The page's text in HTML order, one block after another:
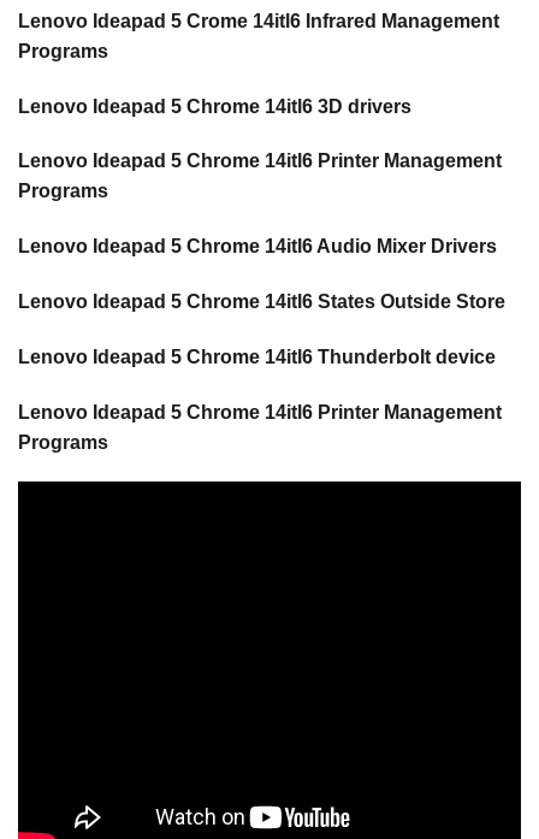
Lenovo Ideapad 5 Crome 14itl6 Infrared Management
Programs
Lenovo Ideapad 5 Chrome 14itl6 3D drivers
Lenovo Ideapad 5 Chrome 14itl6 Printer Management
Programs
Lenovo Ideapad 5 Chrome 14itl6 Audio Mixer Drivers
Lenovo Ideapad 5 Chrome 14itl6 States Outside Store
Lenovo Ideapad 5 Chrome 14itl6 Thunderbolt device
Lenovo Ideapad 5 Chrome 14itl6 Printer Management
Programs